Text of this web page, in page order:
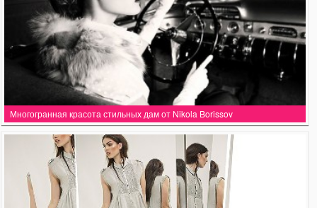
Многогранная красота стильных дам от Nikola Borissov